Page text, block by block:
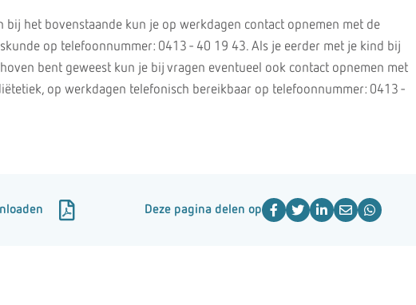
bij het bovenstaande kun je op werkdagen contact opnemen met de
op telefoonnummer: 0413 - 40 19 43. Als je eerder met je kind bij
bent geweest kun je bij vragen eventueel ook contact opnemen met
op werkdagen telefonisch bereikbaar op telefoonnummer: 0413 -
Deze pagina delen op